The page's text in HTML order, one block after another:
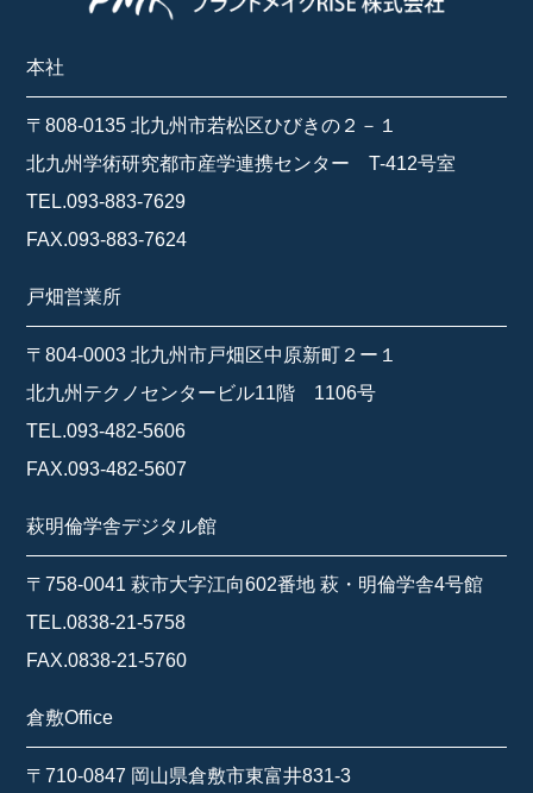
本社
〒808-0135 北九州市若松区ひびきの２－１
北九州学術研究都市産学連携センター T-412号室
TEL.093-883-7629
FAX.093-883-7624
戸畑営業所
〒804-0003 北九州市戸畑区中原新町２ー１
北九州テクノセンタービル11階 1106号
TEL.093-482-5606
FAX.093-482-5607
萩明倫学舎デジタル館
〒758-0041 萩市大字江向602番地 萩・明倫学舎4号館
TEL.0838-21-5758
FAX.0838-21-5760
倉敷Office
〒710-0847 岡山県倉敷市東富井831-3